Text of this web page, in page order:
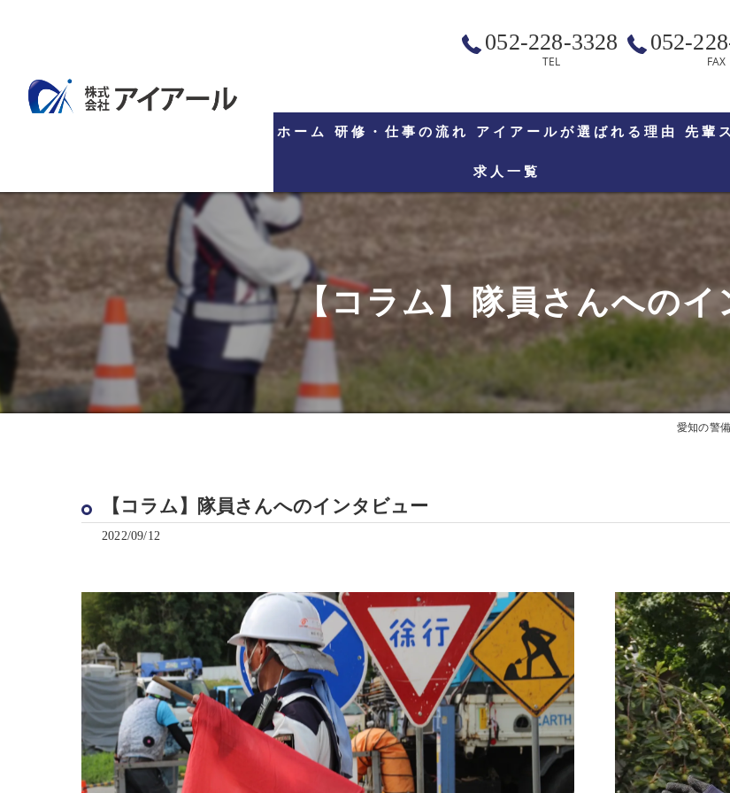
052-228-3328
TEL
052-
FAX
ホーム 研修・仕事の流れ アイアールが選ばれる理由 先輩
求人一覧
【コラム】隊員さんへのイ
愛知の警
【コラム】隊員さんへのインタビュー
2022/09/12